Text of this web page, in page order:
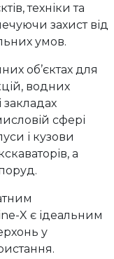
техніки та
захист від
умов.
об’єктах для
водних
закладах
сфері
і кузови
а
X є ідеальним
у